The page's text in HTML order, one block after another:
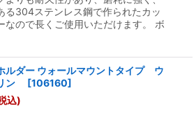
る304ステンレス鋼で作られたカッ
なので長くご使用いただけます。 ボ
ルダー ウォールマウントタイプ ウ
ン
[106160]
込)